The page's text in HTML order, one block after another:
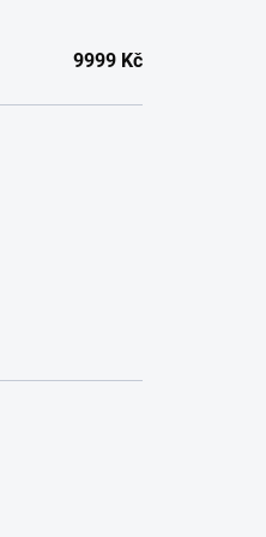
9999 Kč